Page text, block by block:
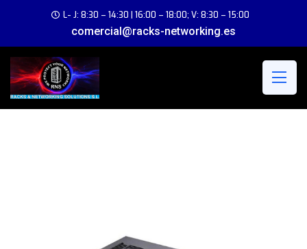
L- J: 8:30 – 14:30 | 16:00 – 18:00; V: 8:30 – 15:00
comercial@racks-networking.es